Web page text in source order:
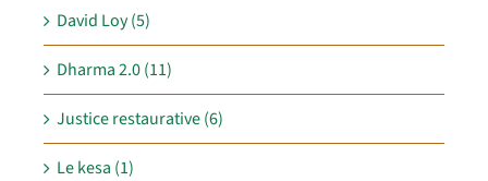
David Loy (5)
Dharma 2.0 (11)
Justice restaurative (6)
Le kesa (1)